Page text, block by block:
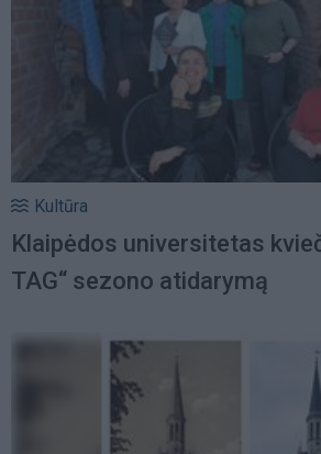
Kultūra
Klaipėdos universitetas
TAG“ sezono atidarymą